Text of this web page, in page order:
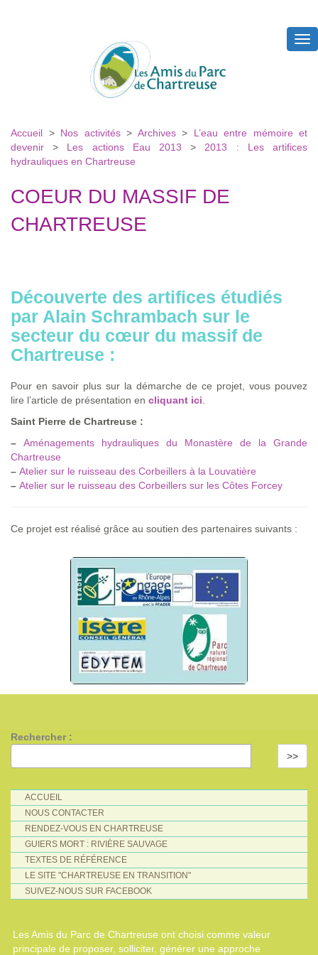
Accueil > Nos activités> Archives > L’eau entre mémoire et
devenir > Les actions Eau 2013 >2013 : Les artifices
hydrauliques en Chartreuse
COEUR DU MASSIF DE
CHARTREUSE
Découverte des artifices étudiés
par Alain Schrambach sur le
secteur du cœur du massif de
Chartreuse :
Pour en savoir plus sur la démarche de ce projet, vous pouvez
lire l’article de présentation en cliquant ici.
Saint Pierre de Chartreuse :
–
Aménagements hydrauliques du Monastère de la Grande
Chartreuse
– Atelier sur le ruisseau des Corbeillers à la Louvatière
– Atelier sur le ruisseau des Corbeillers sur les Côtes Forcey
Ce projet est réalisé grâce au soutien des partenaires suivants :
Rechercher :
>>
ACCUEIL
NOUS CONTACTER
RENDEZ-VOUS EN CHARTREUSE
GUIERS MORT : RIVIÈRE SAUVAGE
TEXTES DE RÉFÉRENCE
LE SITE "CHARTREUSE EN TRANSITION"
SUIVEZ-NOUS SUR FACEBOOK
Les Amis du Parc de Chartreuse ont choisi comme valeur
principale de proposer, solliciter, générer une approche